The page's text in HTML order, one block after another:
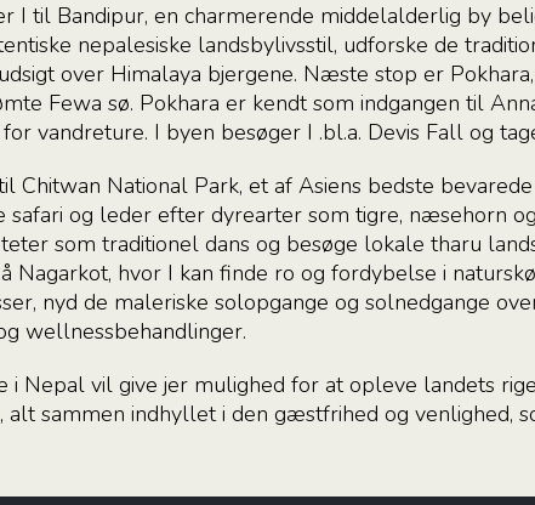
I til Bandipur, en charmerende middelalderlig by
nepalesiske landsbylivsstil, udforske de
over Himalaya bjergene. Næste stop er
Fewa sø. Pokhara er kendt som indgangen til
vandreture. I byen besøger I .bl.a. Devis Fall og
Chitwan National Park, et af Asiens bedste
og leder efter dyrearter som tigre, næsehorn
som traditionel dans og besøge lokale tharu
hvor I kan finde ro og fordybelse i
nyd de maleriske solopgange og solnedgange
wellnessbehandlinger.
i Nepal vil give jer mulighed for at opleve landets
sammen indhyllet i den gæstfrihed og venlighed,